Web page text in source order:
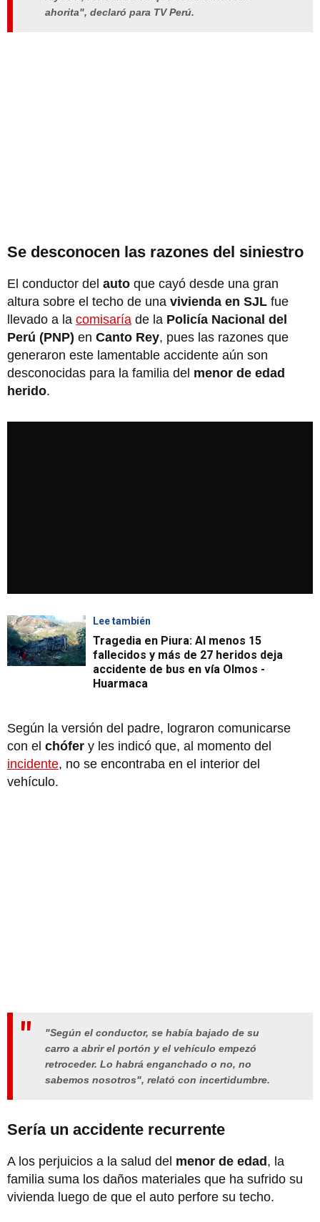
ahorita", declaró para TV Perú.
Se desconocen las razones del siniestro
El conductor del auto que cayó desde una gran
altura sobre el techo de una vivienda en SJL fue
llevado a la comisaría de la Policía Nacional del
Perú (PNP) en Canto Rey, pues las razones que
generaron este lamentable accidente aún son
desconocidas para la familia del menor de edad
herido.
Lee también
Tragedia en Piura: Al menos 15
fallecidos y más de 27 heridos deja
accidente de bus en vía Olmos -
Huarmaca
Según la versión del padre, lograron comunicarse
con el chófer y les indicó que, al momento del
incidente, no se encontraba en el interior del
vehículo.
"Según el conductor, se había bajado de su
carro a abrir el portón y el vehículo empezó
retroceder. Lo habrá enganchado o no, no
sabemos nosotros", relató con incertidumbre.
Sería un accidente recurrente
A los perjuicios a la salud del menor de edad, la
familia suma los daños materiales que ha sufrido su
vivienda luego de que el auto perfore su techo.